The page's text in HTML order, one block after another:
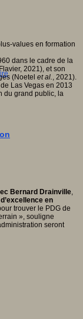
dans le cadre de la
2021), et son
(Noetel et al., 2021).
de Las Vegas en 2013
du grand public, la
Bernard Drainville
en
trouver le PDG de
», souligne
seront